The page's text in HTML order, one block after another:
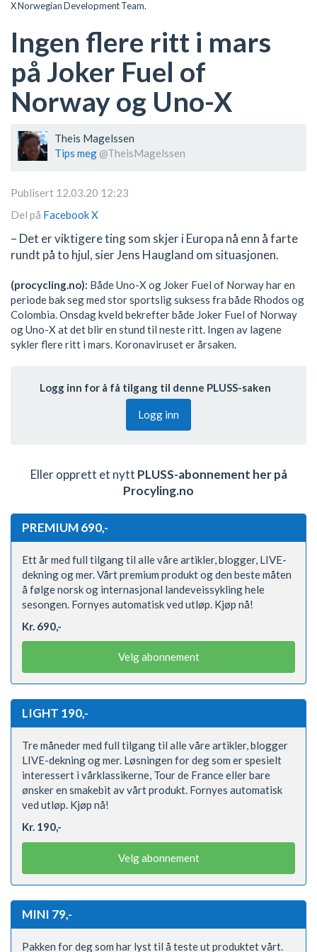
X Norwegian Development Team.
Ingen flere ritt i mars
på Joker Fuel of
Norway og Uno-X
Theis Magelssen
Tips meg @TheisMagelssen
Publisert 12.03.20 12:23
Del på FacebookX
– Det er viktigere ting som skjer i Europa nå enn å farte
rundt på to hjul, sier Jens Haugland om situasjonen.
(procycling.no): Både Uno-X og Joker Fuel of Norway har en
periode bak seg med stor sportslig suksess fra både Rhodos og
Colombia. Onsdag kveld bekrefter både Joker Fuel of Norway
og Uno-X at det blir en stund til neste ritt. Ingen av lagene
sykler flere ritt i mars. Koronaviruset er årsaken.
Logg inn for å få tilgang til denne PLUSS-saken
Logg inn
Eller opprett et nytt PLUSS-abonnement her på
Procyling.no
PREMIUM 690,-
Ett år med full tilgang til alle våre artikler, blogger, LIVE-
dekning og mer. Vårt premium produkt og den beste måten
å følge norsk og internasjonal landeveissykling hele
sesongen. Fornyes automatisk ved utløp. Kjøp nå!
Kr. 690,-
Velg abonnement
LIGHT 190,-
Tre måneder med full tilgang til alle våre artikler, blogger
LIVE-dekning og mer. Løsningen for deg som er spesielt
interessert i vårklassikerne, Tour de France eller bare
ønsker en smakebit av vårt produkt. Fornyes automatisk
ved utløp. Kjøp nå!
Kr. 190,-
Velg abonnement
MINI 79,-
Pakken for deg som har lyst til å teste ut produktet vårt.